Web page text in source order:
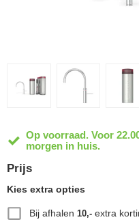
Op voorraad. Voor
morgen in huis.
Prijs
Kies extra opties
Bij afhalen 10,-extra